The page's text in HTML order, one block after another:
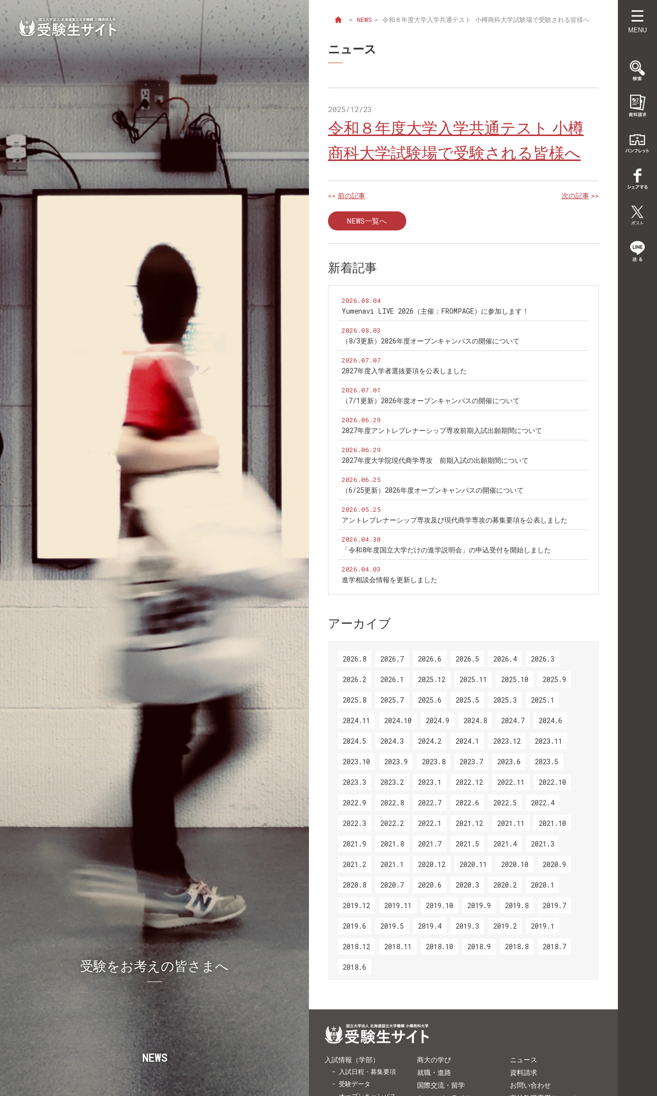
受験をお考えの皆さまへ
NEWS
> NEWS > 令和８年度大学入学共通テスト 小樽商科大学試験場で受験される皆様へ
ニュース
2025/12/23
令和８年度大学入学共通テスト 小樽
商科大学試験場で受験される皆様へ
<<前の記事 次の記事>>
NEWS一覧へ
新着記事
2026.08.04
Yumenavi LIVE 2026（主催：FROMPAGE）に参加します！
2026.08.03
（8/3更新）2026年度オープンキャンパスの開催について
2026.07.07
2027年度入学者選抜要項を公表しました
2026.07.01
（7/1更新）2026年度オープンキャンパスの開催について
2026.06.29
2027年度アントレプレナーシップ専攻前期入試出願期間について
2026.06.29
2027年度大学院現代商学専攻 前期入試の出願期間について
2026.06.25
（6/25更新）2026年度オープンキャンパスの開催について
2026.05.25
アントレプレナーシップ専攻及び現代商学専攻の募集要項を公表しました
2026.04.30
「令和8年度国立大学だけの進学説明会」の申込受付を開始しました
2026.04.03
進学相談会情報を更新しました
アーカイブ
2026.8 2026.7 2026.6 2026.5 2026.4 2026.3
2026.2 2026.1 2025.12 2025.11 2025.10 2025.9
2025.8 2025.7 2025.6 2025.5 2025.3 2025.1
2024.11 2024.10 2024.9 2024.8 2024.7 2024.6
2024.5 2024.3 2024.2 2024.1 2023.12 2023.11
2023.10 2023.9 2023.8 2023.7 2023.6 2023.5
2023.3 2023.2 2023.1 2022.12 2022.11 2022.10
2022.9 2022.8 2022.7 2022.6 2022.5 2022.4
2022.3 2022.2 2022.1 2021.12 2021.11 2021.10
2021.9 2021.8 2021.7 2021.5 2021.4 2021.3
2021.2 2021.1 2020.12 2020.11 2020.10 2020.9
2020.8 2020.7 2020.6 2020.3 2020.2 2020.1
2019.12 2019.11 2019.10 2019.9 2019.8 2019.7
2019.6 2019.5 2019.4 2019.3 2019.2 2019.1
2018.12 2018.11 2018.10 2018.9 2018.8 2018.7
2018.6
MENU
入試情報（学部）
入試日程・募集要項
受験データ
商大の学び
就職・進路
国際交流・留学
ニュース
資料請求
お問い合わせ